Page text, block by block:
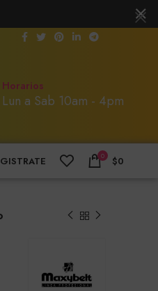
Horarios
Lun a Sab 10am - 4pm
0 $0